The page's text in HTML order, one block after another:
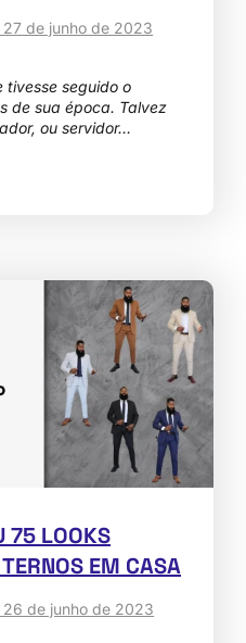
27 de junho de 2023
tivesse seguido o
de sua época. Talvez
ou servidor…
75 LOOKS
EM CASA
26 de junho de 2023